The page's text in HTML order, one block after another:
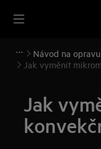
Návod na
Jak vyměnit
Jak